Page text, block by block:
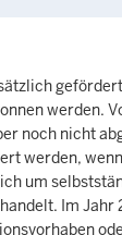
werden.
noch nicht
werden,
um
Im Jahr